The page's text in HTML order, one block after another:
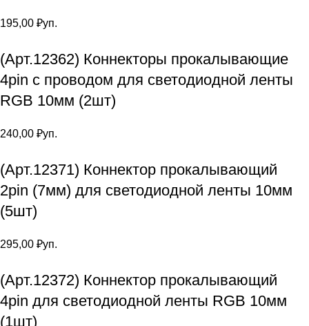
195,00 ₽уп.
(Арт.12362) Коннекторы прокалывающие
4pin с проводом для светодиодной ленты
RGB 10мм (2шт)
240,00 ₽уп.
(Арт.12371) Коннектор прокалывающий
2pin (7мм) для светодиодной ленты 10мм
(5шт)
295,00 ₽уп.
(Арт.12372) Коннектор прокалывающий
4pin для светодиодной ленты RGB 10мм
(1шт)